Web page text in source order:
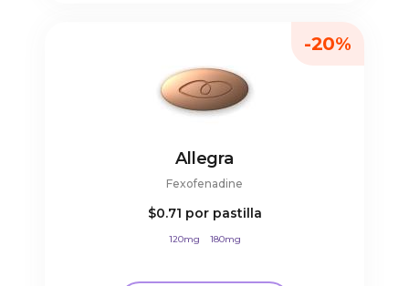
Allegra
Fexofenadine
$0.71 por pastilla
120mg 180mg
-20%